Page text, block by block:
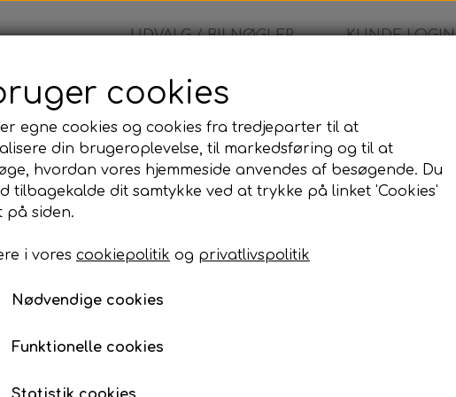
UDVALG / BILNØGLER KUNDE LOGIN
- Nøglehus
Volkswagen - Nøglehus
190,00 kr.
Volkswagen- Fjernbetjeningshus
Lagerstatus:100 på lager
cookies
egne cookies og cookies fra tredjeparter til at
din brugeroplevelse, til markedsføring og til at
hvordan vores hjemmeside anvendes af besøgende. Du
tilbagekalde dit samtykke ved at trykke på linket 'Cookies'
på siden.
i vores cookiepolitik og privatlivspolitik
Nødvendige cookies
Funktionelle cookies